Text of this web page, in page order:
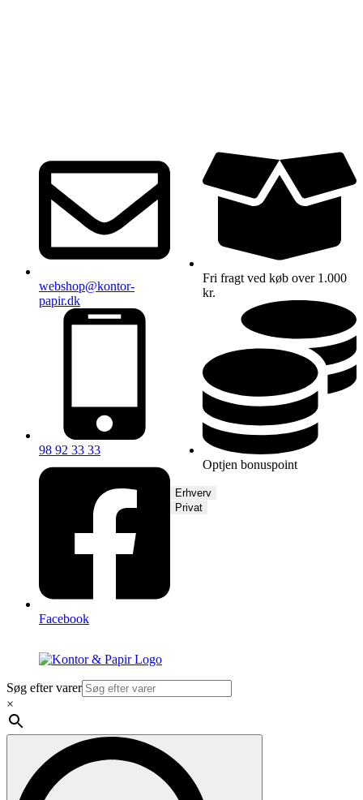
webshop@kontor-
papir.dk
98 92 33 33
Facebook
Fri fragt ved køb over 1.000
kr.
Optjen bonuspoint
Erhverv
Privat
Søg efter varer
×